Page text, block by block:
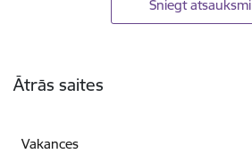
Sniegt atsauksmi
Ātrās saites
Vakances